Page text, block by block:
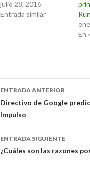
julio 28, 2016
Entrada similar
En
Navegación
de
entradas
ENTRADA ANTERIOR
Directivo de Google
Impulso
ENTRADA SIGUIENTE
¿Cuáles son las razones